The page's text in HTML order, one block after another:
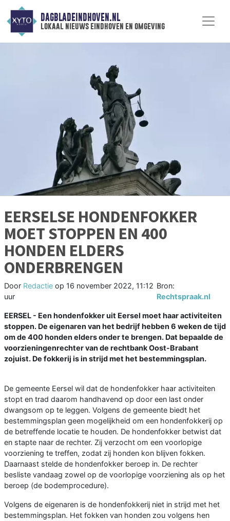
DAGBLADEINDHOVEN.NL
lokaal nieuws eindhoven en omgeving
EERSELSE HONDENFOKKER
MOET STOPPEN EN 400
HONDEN ELDERS
ONDERBRENGEN
Door Redactie op 16 november 2022, 11:12
uur
Bron:
Rechtspraak.nl
EERSEL - Een hondenfokker uit Eersel moet haar activiteiten
stoppen. De eigenaren van het bedrijf hebben 6 weken de tijd
om de 400 honden elders onder te brengen. Dat bepaalde de
voorzieningenrechter van de rechtbank Oost-Brabant
zojuist. De fokkerij is in strijd met het bestemmingsplan.
De gemeente Eersel wil dat de hondenfokker haar activiteiten
stopt en trad daarom handhavend op door een last onder
dwangsom op te leggen. Volgens de gemeente biedt het
bestemmingsplan geen mogelijkheid om een hondenfokkerij op
de betreffende locatie te houden. De hondenfokker betwist dat
en stapte naar de rechter. Zij verzocht om een voorlopige
voorziening te treffen, zodat zij honden kon blijven fokken.
Daarnaast stelde de hondenfokker beroep in. De rechter
besliste vandaag zowel op de voorlopige voorziening als op het
beroep (de bodemprocedure).
Volgens de eigenaren is de hondenfokkerij niet in strijd met het
bestemmingsplan. Het fokken van honden zou volgens hen